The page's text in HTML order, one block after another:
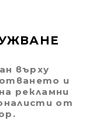
върху
и
рекламни
от